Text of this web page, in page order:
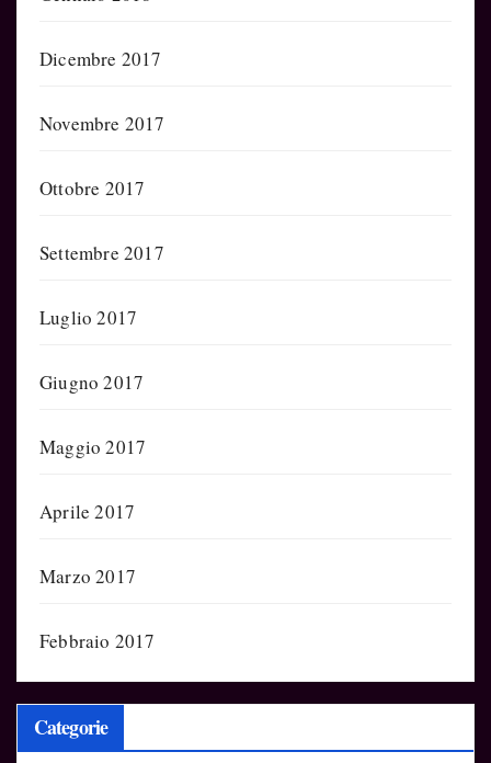
Dicembre 2017
Novembre 2017
Ottobre 2017
Settembre 2017
Luglio 2017
Giugno 2017
Maggio 2017
Aprile 2017
Marzo 2017
Febbraio 2017
Categorie